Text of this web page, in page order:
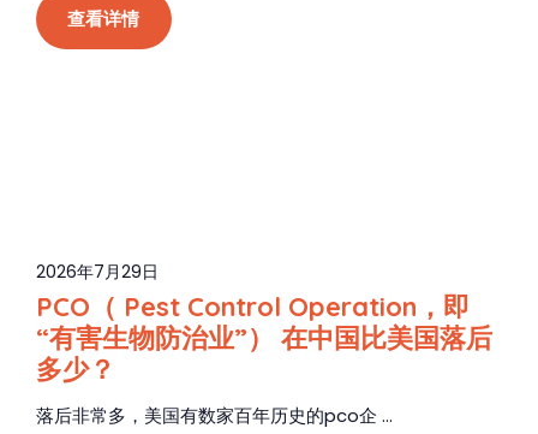
查看详情
2026年7月29日
PCO（ Pest Control Operation，即
“有害生物防治业”） 在中国比美国落后
多少？
落后非常多，美国有数家百年历史的pco企 ...